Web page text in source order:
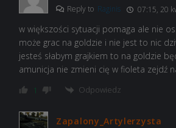
Reply to Raginis 07:15, 20
w większości sytuacji pomaga ale nie
może grac na goldzie i nie jest to nic
jesteś słabym grajkiem to na goldzie
amunicja nie zmieni cię w fioleta zejdź
1 Odpowiedz
Zapalony_Artylerzysta